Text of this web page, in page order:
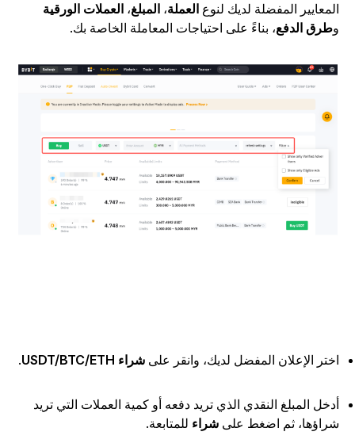
المفضلة لديك لنوعالعملة،المبلغ،العملات الورقية
طرق الدفع، بناءً على احتياجات المعاملة الخاصة بك.
الإعلان المفضل لديك، وانقر علىشراء USDT/BTC/ETH .
المبلغ النقدي الذي تريد دفعه أو كمية العملات التي تريد
ثم اضغط علىشراءللمتابعة.